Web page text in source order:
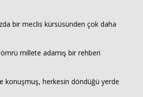
bir meclis kürsüsünden çok daha
ömrü millete adamış bir rehberi
konuşmuş, herkesin döndüğü yerde